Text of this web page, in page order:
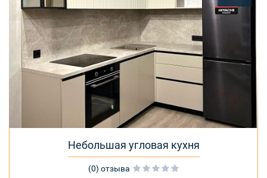
Небольшая угловая кухня
(0) отзыва